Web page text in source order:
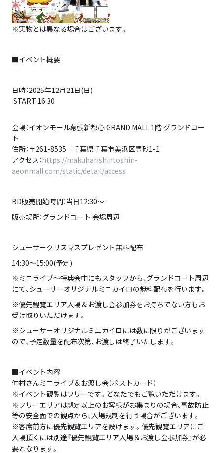
※実物とは異なる場合はございます。
■イベント概要
日時：2025年12月21日(日)
START 16:30
会場：イオンモール幕張新都心 GRAND MALL 1階 グランドコー
ト
住所：〒261-8535 千葉県千葉市美浜区豊砂1-1
アクセス：https://makuharishintoshin-
aeonmall.com/static/detail/access
BD販売開始時間：当日12:30～
販売場所：グランドコート 会場周辺
シューサークリスマスプレゼント無料配布
14:30～15:00(予定)
※ミニライブ～特典会中にもスタッフから、グランドコート周辺
にて、シューサーオリジナルミニカイロの無料配布を行います。
※優先観覧エリア入場＆お渡し会参加券をお持ちでない方もお
受け取りいただけます。
※シューサーオリジナルミニカイロには数に限りがございます
ので、予定数量を配布次第、お渡しは終了いたします。
■イベント内容
仲村さんミニライブ＆お渡し会（ポストカード）
※イベント観覧はフリーです。どなたでもご覧いただけます。
※フリーエリアは想定以上のお客様がお集まりの場合、事故防止
等の安全面での観点から、入場規制を行う場合がございます。
※客席前方に優先観覧エリアを設けます。優先観覧エリアにご
入場頂くには別途『優先観覧エリア入場＆お渡し会参加券』が必
要となります。